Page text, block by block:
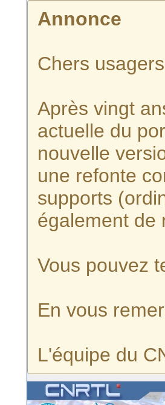
Annonce
Chers
Après vingt
actuelle du
nouvelle
une refonte
supports
également de
Vous pouvez
En vous
L'équipe du